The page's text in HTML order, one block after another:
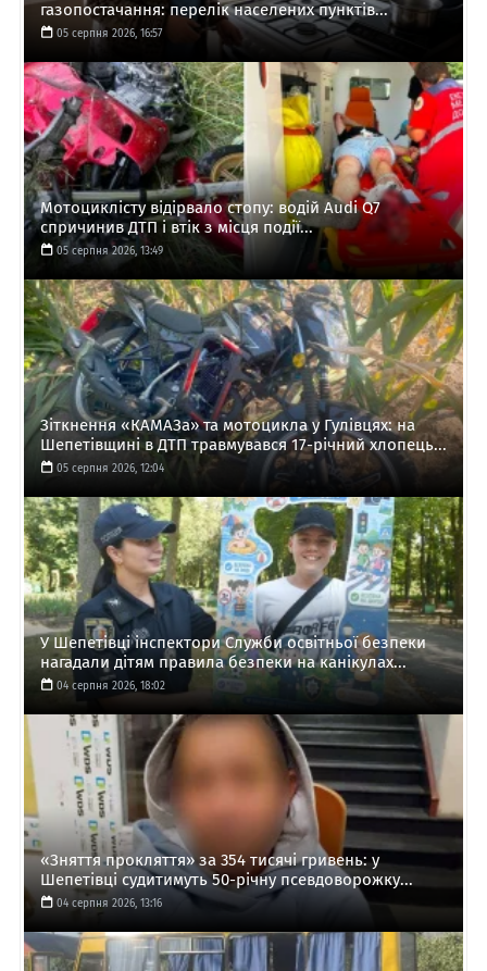
газопостачання: перелік населених пунктів...
05 серпня 2026, 16:57
Мотоциклісту відірвало стопу: водій Audi Q7
спричинив ДТП і втік з місця події...
05 серпня 2026, 13:49
Зіткнення «КАМАЗа» та мотоцикла у Гулівцях: на
Шепетівщині в ДТП травмувався 17-річний хлопець...
05 серпня 2026, 12:04
У Шепетівці інспектори Служби освітньої безпеки
нагадали дітям правила безпеки на канікулах...
04 серпня 2026, 18:02
«Зняття прокляття» за 354 тисячі гривень: у
Шепетівці судитимуть 50-річну псевдоворожку...
04 серпня 2026, 13:16